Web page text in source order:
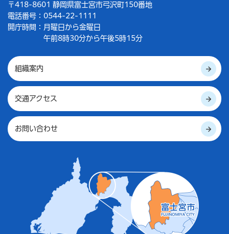
〒418-8601 静岡県富士宮市弓沢町150番地
電話番号：0544-22-1111
開庁時間： 月曜日から金曜日
午前8時30分から午後5時15分
組織案内
交通アクセス
お問い合わせ